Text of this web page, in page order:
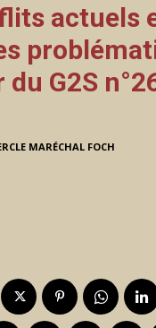
actuels
du G2S
MARÉCHAL FOCH